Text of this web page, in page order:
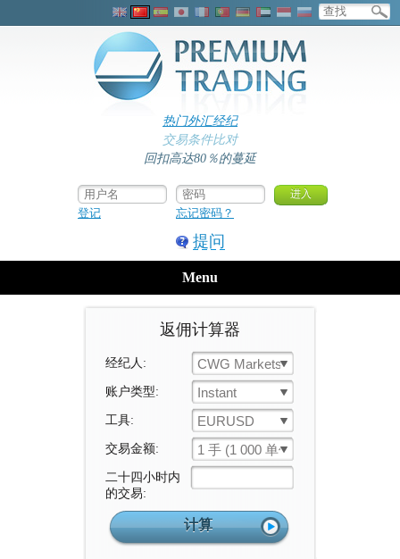
热门外汇经纪
交易条件比对
回扣高达80％的蔓延
登记 忘记密码？
提问
Menu
返佣计算器
经纪人: CWG Markets
账户类型: Instant
工具: EURUSD
交易金额: 1 手 (1 000 单位)
二十四小时内
的交易: